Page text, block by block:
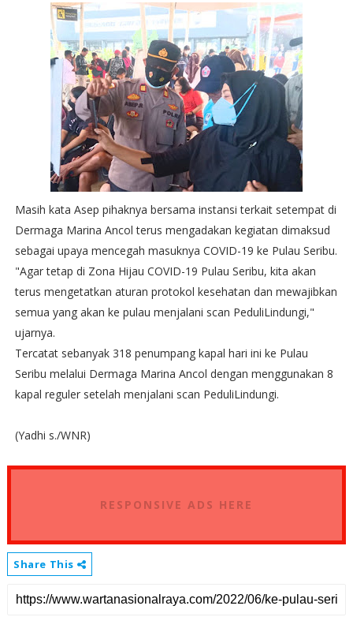
Masih kata Asep pihaknya bersama instansi terkait setempat di
Dermaga Marina Ancol terus mengadakan kegiatan dimaksud
sebagai upaya mencegah masuknya COVID-19 ke Pulau Seribu.
"Agar tetap di Zona Hijau COVID-19 Pulau Seribu, kita akan
terus mengetatkan aturan protokol kesehatan dan mewajibkan
semua yang akan ke pulau menjalani scan PeduliLindungi,"
ujarnya.
Tercatat sebanyak 318 penumpang kapal hari ini ke Pulau
Seribu melalui Dermaga Marina Ancol dengan menggunakan 8
kapal reguler setelah menjalani scan PeduliLindungi.
(Yadhi s./WNR)
RESPONSIVE ADS HERE
Share This